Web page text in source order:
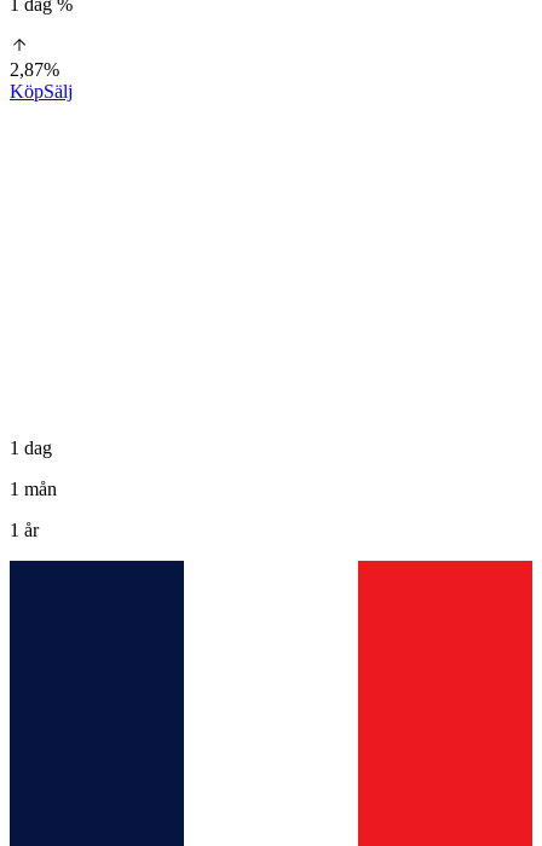
1 dag %
2,87%
KöpSälj
1 dag
1 mån
1 år